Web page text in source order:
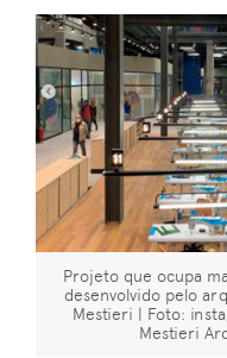
Projeto que ocupa
desenvolvido pelo
Mestieri | Foto:
Mestieri